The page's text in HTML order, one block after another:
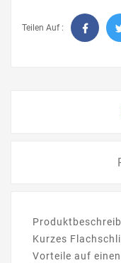
Teilen Auf :
Kurzes
Vorteile auf